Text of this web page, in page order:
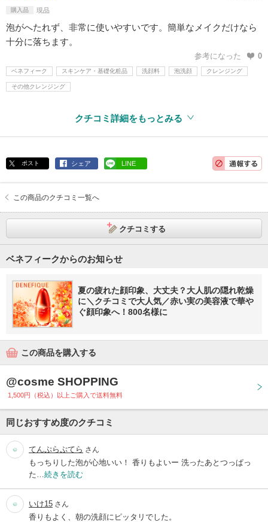
購入品 現品
泡がへたれず、非常に使いやすいです。簡単なメイクだけなら
十分に落ちます。
参考になった 0
ベネフィーク スキンケア・基礎化粧品 洗顔料 泡洗顔 クレンジング
その他クレンジング
クチコミ詳細をもっとみる
ポスト シェア LINE
この商品のクチコミ一覧へ
クチコミする
ベネフィークからのお知らせ
夏の疲れた顔印象、大丈夫？大人肌の隠れ乾燥
に＼クチコミで大人気／赤い実の美容液で華や
ぐ顔印象へ！800名様に
この商品を購入する
@cosme SHOPPING
1,500円（税込）以上ご購入で送料無料
同じおすすめ度のクチコミ
てんぷらぷてら さん
もっちりした泡が心地いい！ 香りもよいー 洗ったあとつっぱっ
た… 続きを読む
いけ15 さん
香りもよく、朝の洗顔にピッタリでした。